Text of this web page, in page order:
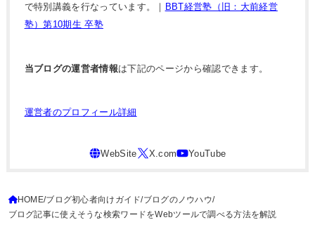
で特別講義を行なっています。｜ BBT経営塾（旧：大前経営
塾）第10期生 卒塾
当ブログの運営者情報は下記のページから確認できます。
運営者のプロフィール詳細
HOME ブログ初心者向けガイド ブログのノウハウ
ブログ記事に使えそうな検索ワードをWebツールで調べる方法を解説